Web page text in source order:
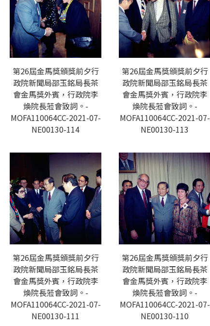
第26屆金馬獎頒獎前夕行
政院新聞局邵玉銘局長茶
會金馬獎外賓，行政院李
煥院長蒞會致詞。-
MOFA110064CC-2021-07-
NE00130-114
第26屆金馬獎頒獎前夕行
政院新聞局邵玉銘局長茶
會金馬獎外賓，行政院李
煥院長蒞會致詞。-
MOFA110064CC-2021-07-
NE00130-113
第26屆金馬獎頒獎前夕行
政院新聞局邵玉銘局長茶
會金馬獎外賓，行政院李
煥院長蒞會致詞。-
MOFA110064CC-2021-07-
NE00130-111
第26屆金馬獎頒獎前夕行
政院新聞局邵玉銘局長茶
會金馬獎外賓，行政院李
煥院長蒞會致詞。-
MOFA110064CC-2021-07-
NE00130-110